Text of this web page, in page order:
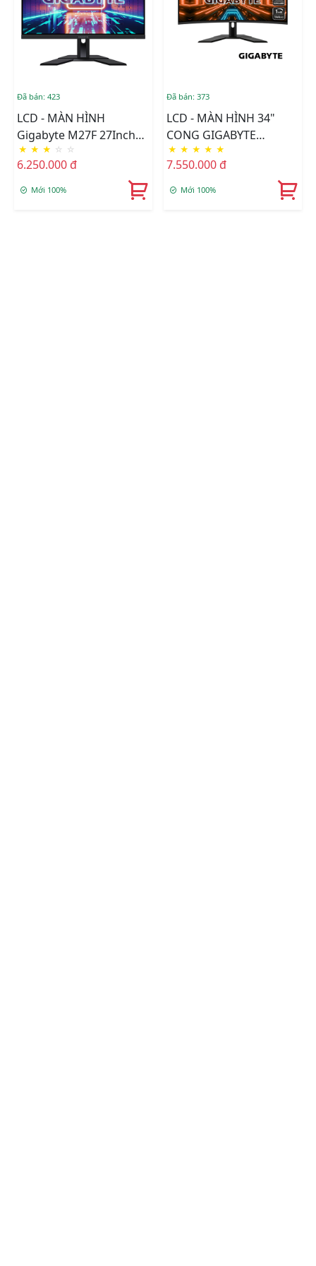
Đã bán: 423
LCD - MÀN HÌNH
Gigabyte M27F 27Inch
FHD IPS 144Hz 1ms
Freesync Gaming
★ ★ ★ ☆ ☆
6.250.000 đ
Mới 100%
Đã bán: 373
LCD - MÀN HÌNH 34"
CONG GIGABYTE
G34WQC A 2K 144Hz
Chuyên Game
★ ★ ★ ★ ★
7.550.000 đ
Mới 100%